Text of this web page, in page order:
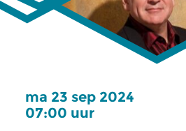
ma 23 sep 2024
07:00 uur